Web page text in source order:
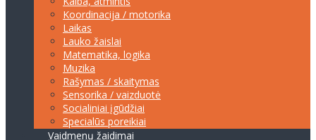
Koordinacija / motorika
Laikas
Lauko žaislai
Matematika, logika
Muzika
Rašymas / skaitymas
Sensorika / vaizduotė
Socialiniai įgūdžiai
Specialūs poreikiai
Vaidmenų žaidimai